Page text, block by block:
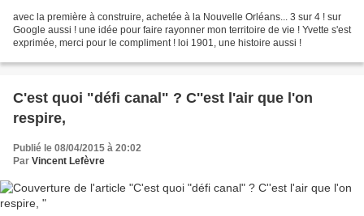
avec la première à construire, achetée à la Nouvelle Orléans... 3 sur 4 ! sur
Google aussi ! une idée pour faire rayonner mon territoire de vie ! Yvette s'est
exprimée, merci pour le compliment ! loi 1901, une histoire aussi !
C'est quoi "défi canal" ? C''est l'air que l'on
respire,
Publié le 08/04/2015 à 20:02
Par Vincent Lefèvre